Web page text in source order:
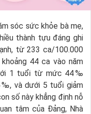
sóc sức khỏe bà mẹ,
thành tựu đáng ghi
từ 233 ca/100.000
44 ca vào năm
1 tuổi từ mức 44‰
và dưới 5 tuổi giảm
số này khẳng định nỗ
tâm của Đảng, Nhà